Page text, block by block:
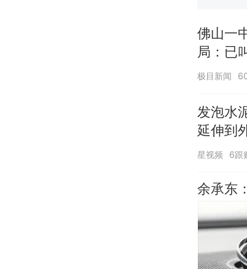
佛山一
局：已
极目新闻
发泡水
延伸到
星视频 6跟
余承东